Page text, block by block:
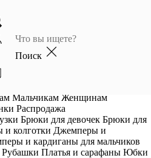
Поиск
Мальчикам Женщинам
Распродажа
Брюки для девочек Брюки для
и колготки Джемперы и
и кардиганы для мальчиков
Рубашки Платья и сарафаны Юбки